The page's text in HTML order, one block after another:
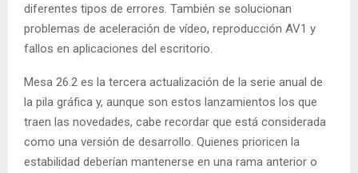
diferentes tipos de errores. También se solucionan
problemas de aceleración de vídeo, reproducción AV1 y
fallos en aplicaciones del escritorio.
Mesa 26.2 es la tercera actualización de la serie anual de
la pila gráfica y, aunque son estos lanzamientos los que
traen las novedades, cabe recordar que está considerada
como una versión de desarrollo. Quienes prioricen la
estabilidad deberían mantenerse en una rama anterior o